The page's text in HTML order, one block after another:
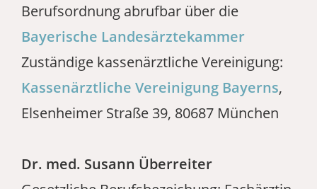
Berufsordnung abrufbar über die
Bayerische Landesärztekammer
Zuständige kassenärztliche Vereinigung:
Kassenärztliche Vereinigung Bayerns,
Elsenheimer Straße 39, 80687 München
Dr. med. Susann Überreiter